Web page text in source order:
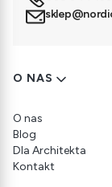
Linki w stopce
O NAS
O nas
Blog
Dla Architekta
Kontakt